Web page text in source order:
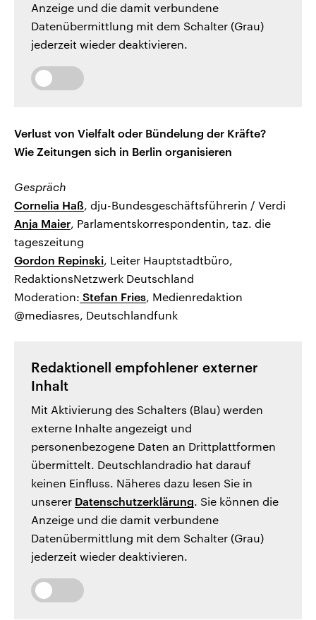
Anzeige und die damit verbundene
Datenübermittlung mit dem Schalter (Grau)
jederzeit wieder deaktivieren.
Verlust von Vielfalt oder Bündelung der Kräfte?
Wie Zeitungen sich in Berlin organisieren
Gespräch
Cornelia Haß, dju-Bundesgeschäftsführerin / Verdi
Anja Maier, Parlamentskorrespondentin, taz. die
tageszeitung
Gordon Repinski, Leiter Hauptstadtbüro,
RedaktionsNetzwerk Deutschland
Moderation: Stefan Fries, Medienredaktion
@mediasres, Deutschlandfunk
Redaktionell empfohlener externer
Inhalt
Mit Aktivierung des Schalters (Blau) werden
externe Inhalte angezeigt und
personenbezogene Daten an Drittplattformen
übermittelt. Deutschlandradio hat darauf
keinen Einfluss. Näheres dazu lesen Sie in
unserer Datenschutzerklärung. Sie können die
Anzeige und die damit verbundene
Datenübermittlung mit dem Schalter (Grau)
jederzeit wieder deaktivieren.